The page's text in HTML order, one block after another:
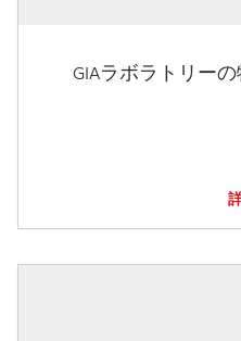
GIAラボラトリー